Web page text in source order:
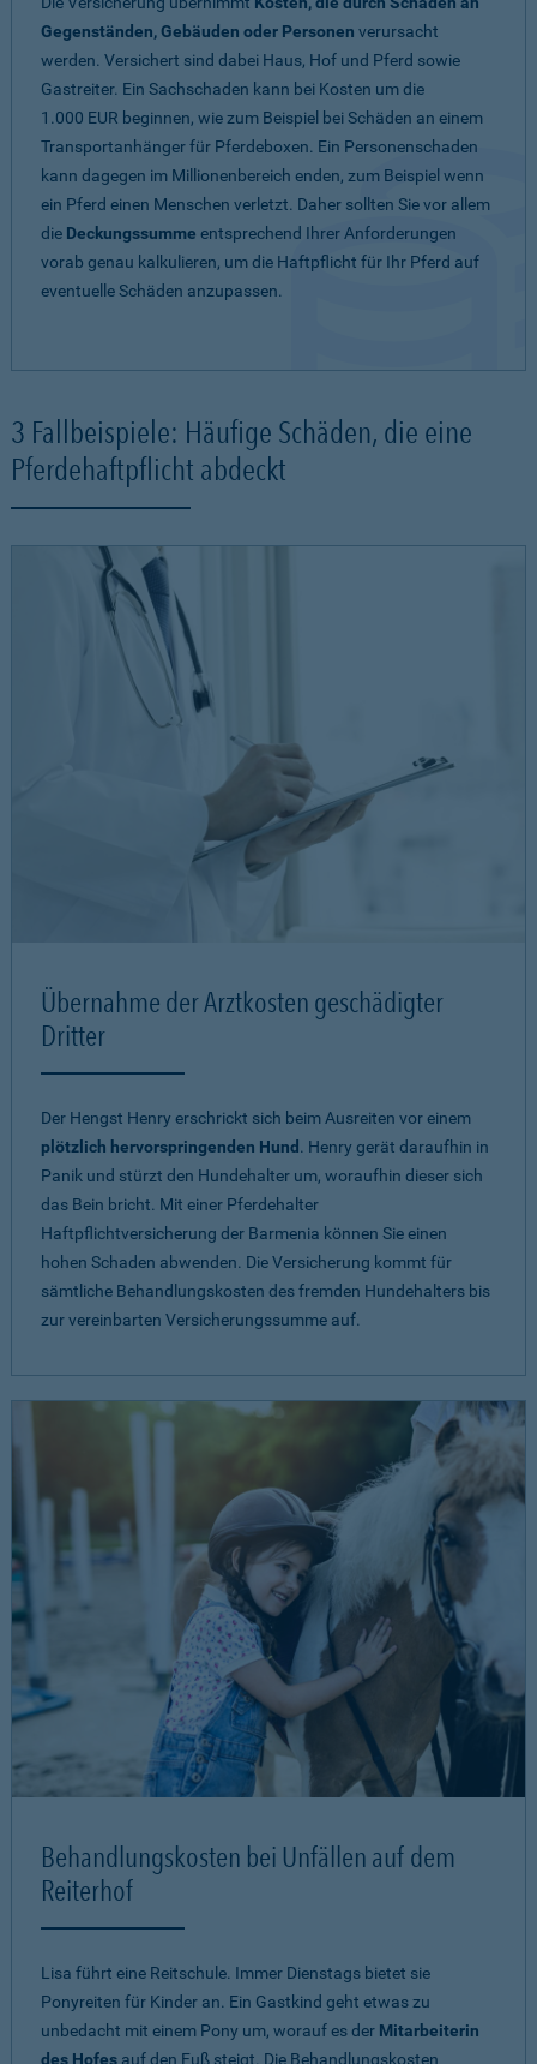
Gegenständen, Gebäuden oder Personen verursacht
werden. Versichert sind dabei Haus, Hof und Pferd sowie
Gastreiter. Ein Sachschaden kann bei Kosten um die
1.000 EUR beginnen, wie zum Beispiel bei Schäden an einem
Transportanhänger für Pferdeboxen. Ein Personenschaden
kann dagegen im Millionenbereich enden, zum Beispiel wenn
ein Pferd einen Menschen verletzt. Daher sollten Sie vor allem
die Deckungssumme entsprechend Ihrer Anforderungen
vorab genau kalkulieren, um die Haftpflicht für Ihr Pferd auf
eventuelle Schäden anzupassen.
3 Fallbeispiele: Häufige Schäden, die eine
Pferdehaftpflicht abdeckt
Übernahme der Arztkosten geschädigter
Dritter
Der Hengst Henry erschrickt sich beim Ausreiten vor einem
plötzlich hervorspringenden Hund . Henry gerät daraufhin in
Panik und stürzt den Hundehalter um, woraufhin dieser sich
das Bein bricht. Mit einer Pferdehalter
Haftpflichtversicherung der Barmenia können Sie einen
hohen Schaden abwenden. Die Versicherung kommt für
sämtliche Behandlungskosten des fremden Hundehalters bis
zur vereinbarten Versicherungssumme auf.
Behandlungskosten bei Unfällen auf dem
Reiterhof
Lisa führt eine Reitschule. Immer Dienstags bietet sie
Ponyreiten für Kinder an. Ein Gastkind geht etwas zu
unbedacht mit einem Pony um, worauf es der Mitarbeiterin
des Hofes auf den Fuß steigt. Die Behandlungskosten